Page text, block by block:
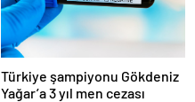
Türkiye şampiyonu Gökdeniz
Yağar’a 3 yıl men cezası